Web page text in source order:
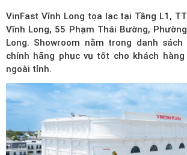
VinFast Vĩnh Long tọa lạc tại Tầng L1,
Vĩnh Long, 55 Phạm Thái Bường,
Long. Showroom nằm trong danh
chính hãng phục vụ tốt cho khách
ngoài tỉnh.